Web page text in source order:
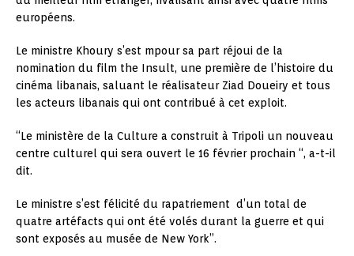
européens.
Le ministre Khoury s’est mpour sa part réjoui de la
nomination du film the Insult, une première de l’histoire du
cinéma libanais, saluant le réalisateur Ziad Doueiry et tous
les acteurs libanais qui ont contribué à cet exploit.
“Le ministère de la Culture a construit à Tripoli un nouveau
centre culturel qui sera ouvert le 16 février prochain “, a-t-il
dit.
Le ministre s’est félicité du rapatriement d’un total de
quatre artéfacts qui ont été volés durant la guerre et qui
sont exposés au musée de New York”.